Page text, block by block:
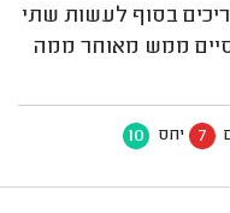
בסוף לעשות שתי
ממש מאוחר ממה
7 יחס 10